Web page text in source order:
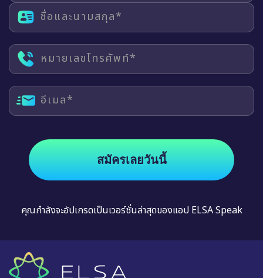
ชื่อและนามสกุล*
หมายเลขโทรศัพท์*
อีเมล*
สมัครเลยวันนี้
คุณกำลังจะอัปเกรดเป็นเวอร์ชั่นล่าสุดของแอป ELSA Speak